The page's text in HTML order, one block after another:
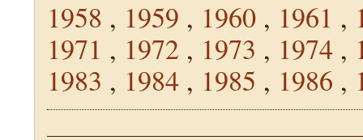
1958 , 1959 , 1960 , 1961 ,
1971 , 1972 , 1973 , 1974 ,
1983 , 1984 , 1985 , 1986 ,